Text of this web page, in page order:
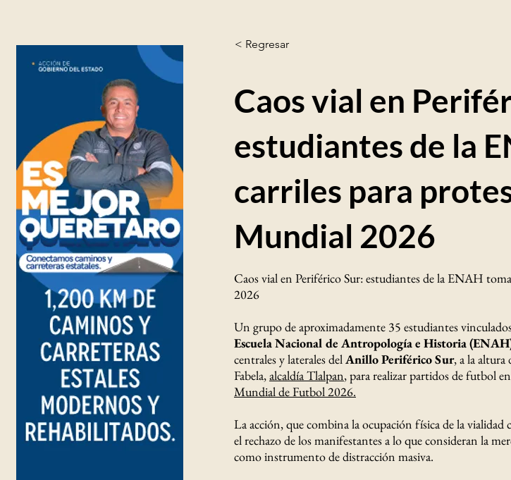
< Regresar
Caos vial en
estudiantes de la
carriles para
Mundial 2026
Caos vial en Periférico Sur: estudiantes de la ENAH
2026
Un grupo de aproximadamente 35 estudiantes
Escuela Nacional de Antropología e Historia
centrales y laterales delAnillo Periférico Sur, a la
Fabela,alcaldía Tlalpan, para realizar partidos de futbol
Mundial de Futbol 2026.
La acción, que combina la ocupación física de la
el rechazo de los manifestantes a lo que consideran la
como instrumento de distracción masiva.